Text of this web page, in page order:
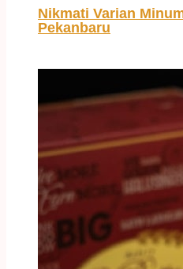
Nikmati Varian
Pekanbaru